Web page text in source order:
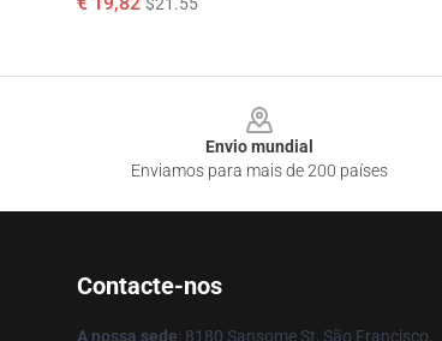
Envio mundial
Enviamos para mais de 200 países
Contacte-nos
A nossa sede: 8180 Sansome St, São Francisco,